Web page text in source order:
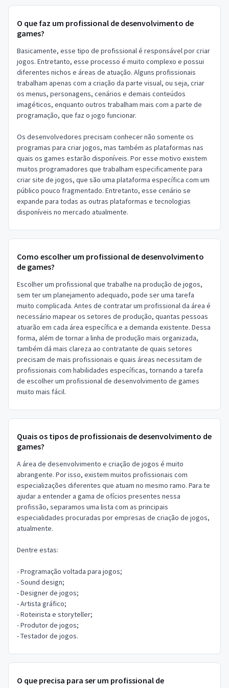
O que faz um profissional de desenvolvimento de
games?
Basicamente, esse tipo de profissional é responsável por criar
jogos. Entretanto, esse processo é muito complexo e possui
diferentes nichos e áreas de atuação. Alguns profissionais
trabalham apenas com a criação da parte visual, ou seja, criar
os menus, personagens, cenários e demais conteúdos
imagéticos, enquanto outros trabalham mais com a parte de
programação, que faz o jogo funcionar.
Os desenvolvedores precisam conhecer não somente os
programas para criar jogos, mas também as plataformas nas
quais os games estarão disponíveis. Por esse motivo existem
muitos programadores que trabalham especificamente para
criar site de jogos, que são uma plataforma específica com um
público pouco fragmentado. Entretanto, esse cenário se
expande para todas as outras plataformas e tecnologias
disponíveis no mercado atualmente.
Como escolher um profissional de desenvolvimento
de games?
Escolher um profissional que trabalhe na produção de jogos,
sem ter um planejamento adequado, pode ser uma tarefa
muito complicada. Antes de contratar um profissional da área é
necessário mapear os setores de produção, quantas pessoas
atuarão em cada área específica e a demanda existente. Dessa
forma, além de tornar a linha de produção mais organizada,
também dá mais clareza ao contratante de quais setores
precisam de mais profissionais e quais áreas necessitam de
profissionais com habilidades específicas, tornando a tarefa
de escolher um profissional de desenvolvimento de games
muito mais fácil.
Quais os tipos de profissionais de desenvolvimento de
games?
A área de desenvolvimento e criação de jogos é muito
abrangente. Por isso, existem muitos profissionais com
especializações diferentes que atuam no mesmo ramo. Para te
ajudar a entender a gama de ofícios presentes nessa
profissão, separamos uma lista com as principais
especialidades procuradas por empresas de criação de jogos,
atualmente.
Dentre estas:
- Programação voltada para jogos;
- Sound design;
- Designer de jogos;
- Artista gráfico;
- Roteirista e storyteller;
- Produtor de jogos;
- Testador de jogos.
O que precisa para ser um profissional de